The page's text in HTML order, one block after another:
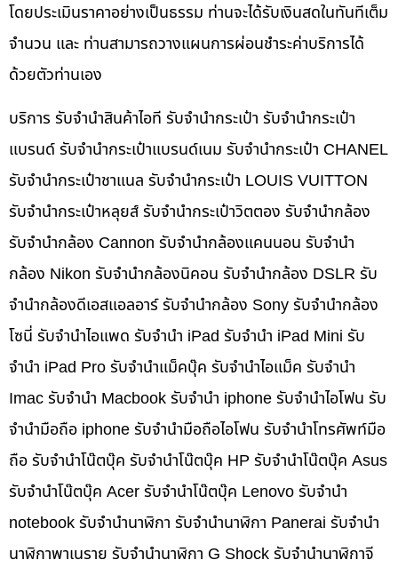
โดยประเมินราคาอย่างเป็นธรรม ท่านจะได้รับเงินสดในทันทีเต็ม
จำนวน และ ท่านสามารถวางแผนการผ่อนชำระค่าบริการได้
ด้วยตัวท่านเอง
บริการ รับจำนำสินค้าไอที รับจำนำกระเป๋า รับจำนำกระเป๋า
แบรนด์ รับจำนำกระเป๋าแบรนด์เนม รับจำนำกระเป๋า CHANEL
รับจำนำกระเป๋าชาแนล รับจำนำกระเป๋า LOUIS VUITTON
รับจำนำกระเป๋าหลุยส์ รับจำนำกระเป๋าวิตตอง รับจำนำกล้อง
รับจำนำกล้อง Cannon รับจำนำกล้องแคนนอน รับจำนำ
กล้อง Nikon รับจำนำกล้องนิคอน รับจำนำกล้อง DSLR รับ
จำนำกล้องดีเอสแอลอาร์ รับจำนำกล้อง Sony รับจำนำกล้อง
โซนี่ รับจำนำไอแพด รับจำนำ iPad รับจำนำ iPad Mini รับ
จำนำ iPad Pro รับจำนำแม็คบุ๊ค รับจำนำไอแม็ค รับจำนำ
Imac รับจำนำ Macbook รับจำนำ iphone รับจำนำไอโฟน รับ
จำนำมือถือ iphone รับจำนำมือถือไอโฟน รับจำนำโทรศัพท์มือ
ถือ รับจำนำโน๊ตบุ๊ค รับจำนำโน๊ตบุ๊ค HP รับจำนำโน๊ตบุ๊ค Asus
รับจำนำโน๊ตบุ๊ค Acer รับจำนำโน๊ตบุ๊ค Lenovo รับจำนำ
notebook รับจำนำนาฬิกา รับจำนำนาฬิกา Panerai รับจำนำ
นาฬิกาพาเนราย รับจำนำนาฬิกา G Shock รับจำนำนาฬิกาจี